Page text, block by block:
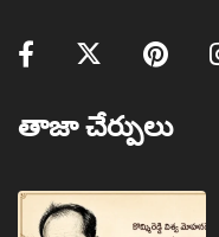
తాజా చేర్పులు